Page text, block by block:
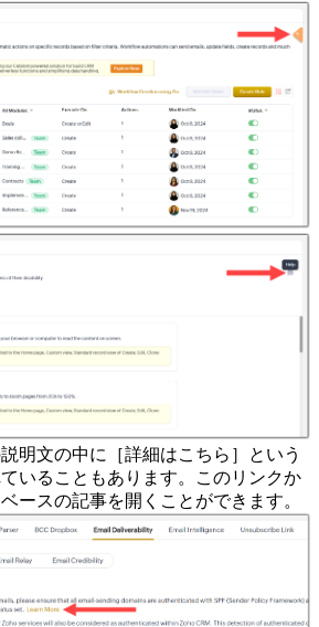
明文の中に［詳細はこちら］という
いることもあります。このリンクか
ースの記事を開くことができます。